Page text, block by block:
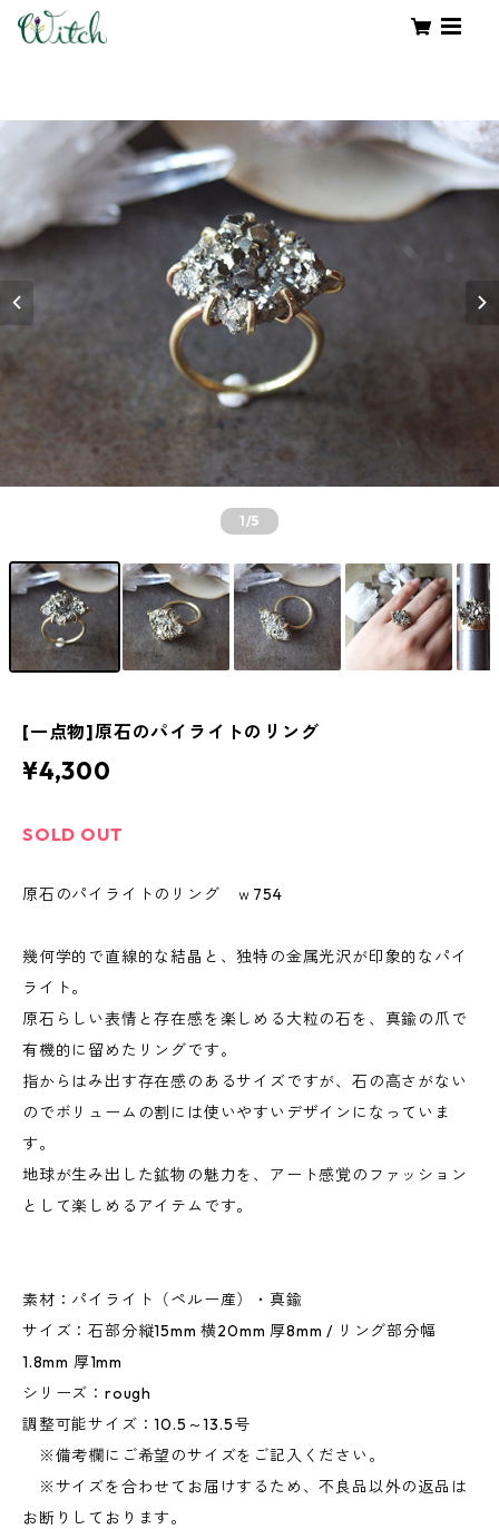
1/5
[一点物]原石のパイライトのリング
¥4,300
SOLD OUT
原石のパイライトのリング ｗ754
幾何学的で直線的な結晶と、独特の金属光沢が印象的なパイ
ライト。
原石らしい表情と存在感を楽しめる大粒の石を、真鍮の爪で
有機的に留めたリングです。
指からはみ出す存在感のあるサイズですが、石の高さがない
のでボリュームの割には使いやすいデザインになっていま
す。
地球が生み出した鉱物の魅力を、アート感覚のファッション
として楽しめるアイテムです。
素材：パイライト（ペルー産）・真鍮
サイズ：石部分縦15mm 横20mm 厚8mm / リング部分幅
1.8mm 厚1mm
シリーズ：rough
調整可能サイズ：10.5～13.5号
※備考欄にご希望のサイズをご記入ください。
※サイズを合わせてお届けするため、不良品以外の返品は
お断りしております。